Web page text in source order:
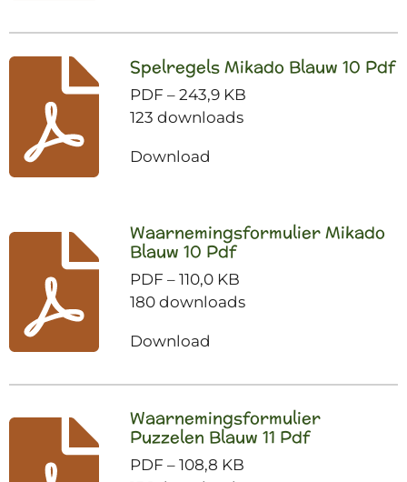
Spelregels Mikado Blauw 10 Pdf
PDF – 243,9 KB
123 downloads
Download
Waarnemingsformulier Mikado
Blauw 10 Pdf
PDF – 110,0 KB
180 downloads
Download
Waarnemingsformulier
Puzzelen Blauw 11 Pdf
PDF – 108,8 KB